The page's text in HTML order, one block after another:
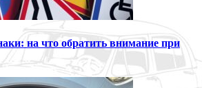
на что обратить внимание при